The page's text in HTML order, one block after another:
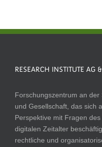
RESEARCH INSTITUTE AG
Forschungszentrum an der
und Gesellschaft, das sich
Perspektive mit Fragen
digitalen Zeitalter
rechtliche und